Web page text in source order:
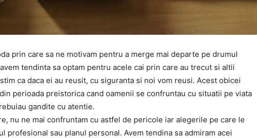
prin care sa ne motivam pentru a merge mai departe pe drumul
tendinta sa optam pentru acele cai prin care au trecut si altii
ca daca ei au reusit, cu siguranta si noi vom reusi. Acest obicei
perioada preistorica cand oamenii se confruntau cu situatii pe viata
gandite cu atentie.
nu ne mai confruntam cu astfel de pericole iar alegerile pe care le
profesional sau planul personal. Avem tendina sa admiram acei